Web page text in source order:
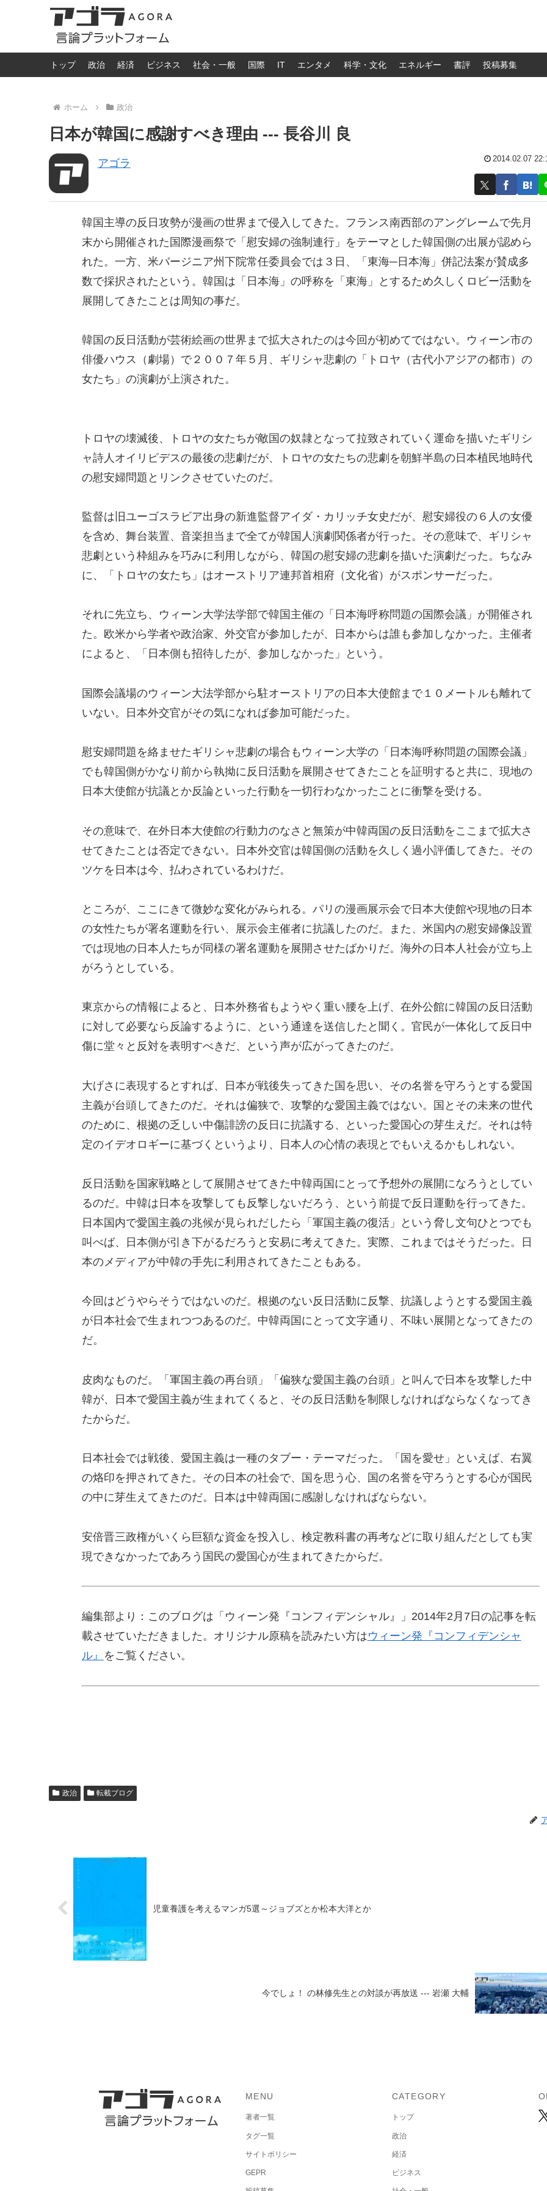
トップ 政治 経済 ビジネス 社会・一般 国際 IT エンタメ 科学・文化 エネルギー 書評 投稿募集
ホーム 政治
日本が韓国に感謝すべき理由 --- 長谷川 良
アゴラ 2014.02.07
韓国主導の反日攻勢が漫画の世界まで侵入してきた。フランス南西部のアングレームで先月
末から開催された国際漫画祭で「慰安婦の強制連行」をテーマとした韓国側の出展が認めら
れた。一方、米バージニア州下院常任委員会では３日、「東海─日本海」併記法案が賛成多
数で採択されたという。韓国は「日本海」の呼称を「東海」とするため久しくロビー活動を
展開してきたことは周知の事だ。
韓国の反日活動が芸術絵画の世界まで拡大されたのは今回が初めてではない。ウィーン市の
俳優ハウス（劇場）で２００７年５月、ギリシャ悲劇の「トロヤ（古代小アジアの都市）の
女たち」の演劇が上演された。
トロヤの壊滅後、トロヤの女たちが敵国の奴隷となって拉致されていく運命を描いたギリシ
ャ詩人オイリピデスの最後の悲劇だが、トロヤの女たちの悲劇を朝鮮半島の日本植民地時代
の慰安婦問題とリンクさせていたのだ。
監督は旧ユーゴスラビア出身の新進監督アイダ・カリッチ女史だが、慰安婦役の６人の女優
を含め、舞台装置、音楽担当まで全てが韓国人演劇関係者が行った。その意味で、ギリシャ
悲劇という枠組みを巧みに利用しながら、韓国の慰安婦の悲劇を描いた演劇だった。ちなみ
に、「トロヤの女たち」はオーストリア連邦首相府（文化省）がスポンサーだった。
それに先立ち、ウィーン大学法学部で韓国主催の「日本海呼称問題の国際会議」が開催され
た。欧米から学者や政治家、外交官が参加したが、日本からは誰も参加しなかった。主催者
によると、「日本側も招待したが、参加しなかった」という。
国際会議場のウィーン大法学部から駐オーストリアの日本大使館まで１０メートルも離れて
いない。日本外交官がその気になれば参加可能だった。
慰安婦問題を絡ませたギリシャ悲劇の場合もウィーン大学の「日本海呼称問題の国際会議」
でも韓国側がかなり前から執拗に反日活動を展開させてきたことを証明すると共に、現地の
日本大使館が抗議とか反論といった行動を一切行わなかったことに衝撃を受ける。
その意味で、在外日本大使館の行動力のなさと無策が中韓両国の反日活動をここまで拡大さ
せてきたことは否定できない。日本外交官は韓国側の活動を久しく過小評価してきた。その
ツケを日本は今、払わされているわけだ。
ところが、ここにきて微妙な変化がみられる。パリの漫画展示会で日本大使館や現地の日本
の女性たちが署名運動を行い、展示会主催者に抗議したのだ。また、米国内の慰安婦像設置
では現地の日本人たちが同様の署名運動を展開させたばかりだ。海外の日本人社会が立ち上
がろうとしている。
東京からの情報によると、日本外務省もようやく重い腰を上げ、在外公館に韓国の反日活動
に対して必要なら反論するように、という通達を送信したと聞く。官民が一体化して反日中
傷に堂々と反対を表明すべきだ、という声が広がってきたのだ。
大げさに表現するとすれば、日本が戦後失ってきた国を思い、その名誉を守ろうとする愛国
主義が台頭してきたのだ。それは偏狭で、攻撃的な愛国主義ではない。国とその未来の世代
のために、根拠の乏しい中傷誹謗の反日に抗議する、といった愛国心の芽生えだ。それは特
定のイデオロギーに基づくというより、日本人の心情の表現とでもいえるかもしれない。
反日活動を国家戦略として展開させてきた中韓両国にとって予想外の展開になろうとしてい
るのだ。中韓は日本を攻撃しても反撃しないだろう、という前提で反日運動を行ってきた。
日本国内で愛国主義の兆候が見られだしたら「軍国主義の復活」という脅し文句ひとつでも
叫べば、日本側が引き下がるだろうと安易に考えてきた。実際、これまではそうだった。日
本のメディアが中韓の手先に利用されてきたこともある。
今回はどうやらそうではないのだ。根拠のない反日活動に反撃、抗議しようとする愛国主義
が日本社会で生まれつつあるのだ。中韓両国にとって文字通り、不味い展開となってきたの
だ。
皮肉なものだ。「軍国主義の再台頭」「偏狭な愛国主義の台頭」と叫んで日本を攻撃した中
韓が、日本で愛国主義が生まれてくると、その反日活動を制限しなければならなくなってき
たからだ。
日本社会では戦後、愛国主義は一種のタブー・テーマだった。「国を愛せ」といえば、右翼
の烙印を押されてきた。その日本の社会で、国を思う心、国の名誉を守ろうとする心が国民
の中に芽生えてきたのだ。日本は中韓両国に感謝しなければならない。
安倍晋三政権がいくら巨額な資金を投入し、検定教科書の再考などに取り組んだとしても実
現できなかったであろう国民の愛国心が生まれてきたからだ。
編集部より：このブログは「ウィーン発『コンフィデンシャル』」2014年2月7日の記事を転
載させていただきました。オリジナル原稿を読みたい方はウィーン発『コンフィデンシャ
ル』
をご覧ください。
政治 転載ブログ
児童養護を考えるマンガ5選～ジョブズとか松本大洋とか
今でしょ！ の林修先生との対談が再放送 --- 岩瀬 大輔
MENU
著者一覧
タグ一覧
サイトポリシー
GEPR
CATEGORY
トップ
政治
経済
ビジネス